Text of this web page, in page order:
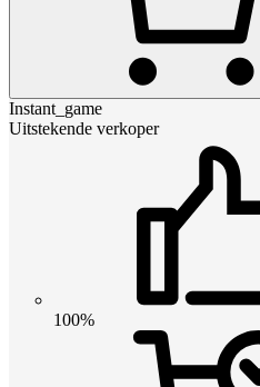
Instant_game
Uitstekende verkoper
100%